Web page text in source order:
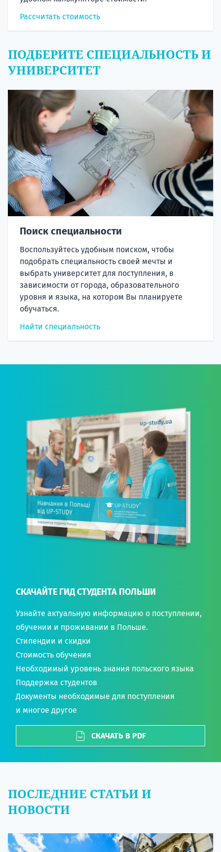
Рассчитать стоимость
ПОДБЕРИТЕ СПЕЦИАЛЬНОСТЬ И
УНИВЕРСИТЕТ
Поиск специальности
Воспользуйтесь удобным поиском, чтобы
подобрать специальность своей мечты и
выбрать университет для поступления, в
зависимости от города, образовательного
уровня и языка, на котором Вы планируете
обучаться.
Найти специальность
СКАЧАЙТЕ ГИД СТУДЕНТА ПОЛЬШИ
Узнайте актуальную информацию о поступлении,
обучении и проживании в Польше.
Стипендии и скидки
Стоимость обучения
Необходимый уровень знания польского языка
Поддержка студентов
Документы необходимые для поступления
и многое другое
СКАЧАТЬ В PDF
ПОСЛЕДНИЕ СТАТЬИ И
НОВОСТИ